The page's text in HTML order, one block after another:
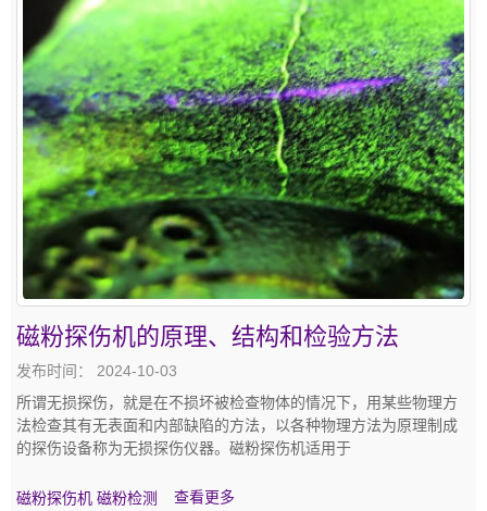
磁粉探伤机的原理、结构和检验方法
发布时间： 2024-10-03
所谓无损探伤，就是在不损坏被检查物体的情况下，用某些物理方
法检查其有无表面和内部缺陷的方法，以各种物理方法为原理制成
的探伤设备称为无损探伤仪器。磁粉探伤机适用于
磁粉探伤机 磁粉检测 查看更多